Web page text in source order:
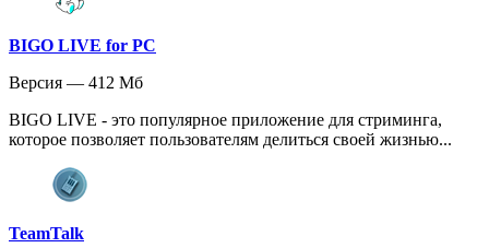
BIGO LIVE for PC
Версия — 412 Мб
BIGO LIVE - это популярное приложение для стриминга,
которое позволяет пользователям делиться своей жизнью...
TeamTalk